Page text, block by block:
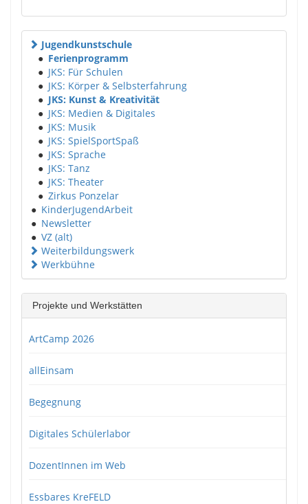
Jugendkunstschule
● Ferienprogramm
● JKS: Für Schulen
● JKS: Körper & Selbsterfahrung
● JKS: Kunst & Kreativität
● JKS: Medien & Digitales
● JKS: Musik
● JKS: SpielSportSpaß
● JKS: Sprache
● JKS: Tanz
● JKS: Theater
● Zirkus Ponzelar
● KinderJugendArbeit
● Newsletter
● VZ (alt)
Weiterbildungswerk
Werkbühne
Projekte und Werkstätten
ArtCamp 2026
allEinsam
Begegnung
Digitales Schülerlabor
DozentInnen im Web
Essbares KreFELD